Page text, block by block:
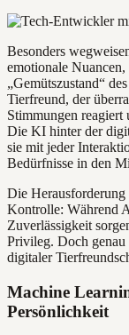
Besonders
emotionale
„Gemütszustand“
Tierfreund, der
Stimmungen reagiert
Die KI hinter der
sie mit jeder
Bedürfnisse in den
Die
Kontrolle: Während
Zuverlässigkeit
Privileg. Doch genau
digitaler
Machine
Persönlichkeit